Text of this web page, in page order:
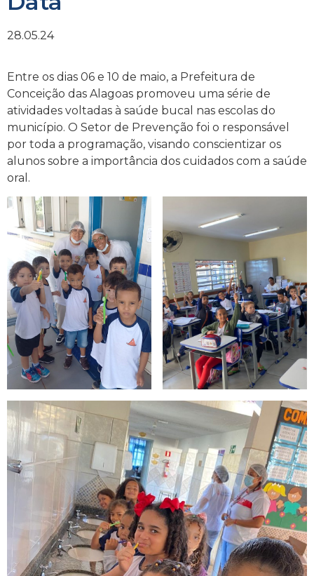
28.05.24
Entre os dias 06 e 10 de maio, a Prefeitura de
Conceição das Alagoas promoveu uma série de
atividades voltadas à saúde bucal nas escolas do
município. O Setor de Prevenção foi o responsável
por toda a programação, visando conscientizar os
alunos sobre a importância dos cuidados com a saúde
oral.